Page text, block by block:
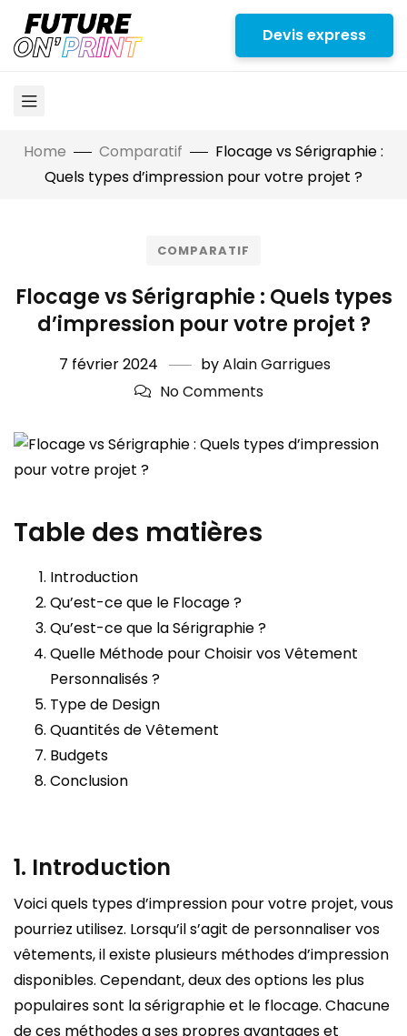
Devis express
Home Comparatif
Flocage vs Sérigraphie :
Quels types d’impression pour votre projet ?
COMPARATIF
Flocage vs Sérigraphie : Quels types
d’impression pour votre projet ?
7 février 2024 byAlain Garrigues
No Comments
Table des matières
Introduction
Qu’est-ce que le Flocage ?
Qu’est-ce que la Sérigraphie ?
Quelle Méthode pour Choisir vos Vêtement
Personnalisés ?
Type de Design
Quantités de Vêtement
Budgets
Conclusion
1. Introduction
Voici quels types d’impression pour votre projet, vous
pourriez utilisez. Lorsqu’il s’agit de personnaliser vos
vêtements, il existe plusieurs méthodes d’impression
disponibles. Cependant, deux des options les plus
populaires sont la sérigraphie et le flocage. Chacune
de ces méthodes a ses propres avantages et